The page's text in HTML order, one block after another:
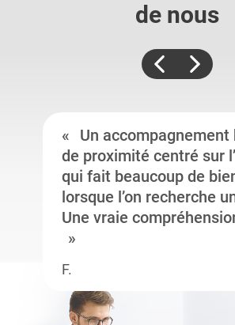
de nous
Un accompagnement
de proximité centré sur
qui fait beaucoup de
lorsque l’on recherche
Une vraie
F.